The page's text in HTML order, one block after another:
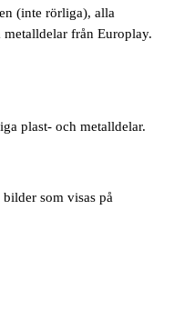
(inte rörliga), alla
från Europlay.
plast- och metalldelar.
som visas på